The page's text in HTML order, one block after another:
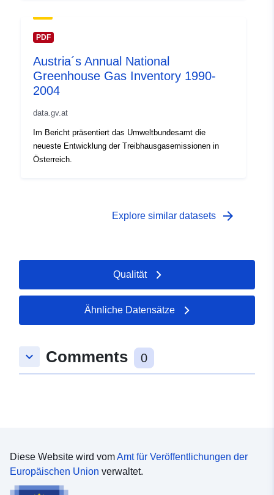
PDF
Austria´s Annual National
Greenhouse Gas Inventory 1990-
2004
data.gv.at
Im Bericht präsentiert das Umweltbundesamt die
neueste Entwicklung der Treibhausgasemissionen in
Österreich.
Explore similar datasets arrow_forward
Qualität
Ähnliche Datensätze
keyboard_arrow_down Comments 0
Diese Website wird vomAmt für Veröffentlichungen der
Europäischen Union verwaltet.